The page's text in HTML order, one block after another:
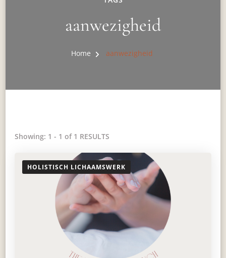
aanwezigheid
Home aanwezigheid
Showing: 1 - 1 of 1 RESULTS
HOLISTISCH LICHAAMSWERK